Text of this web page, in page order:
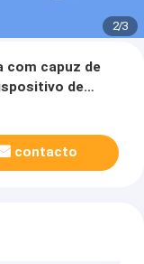
2/3
com capuz de
de
contacto